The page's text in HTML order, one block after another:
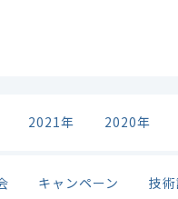
2021年 2020年
キャンペーン 技